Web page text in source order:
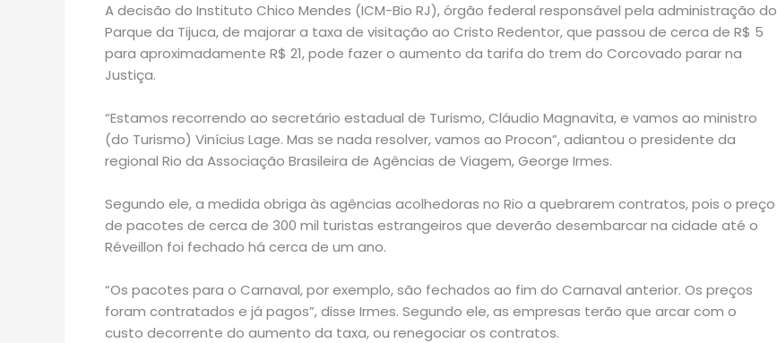
A decisão do Instituto Chico Mendes (ICM-Bio RJ), órgão federal responsável pela administração do
Parque da Tijuca, de majorar a taxa de visitação ao Cristo Redentor, que passou de cerca de R$ 5
para aproximadamente R$ 21, pode fazer o aumento da tarifa do trem do Corcovado parar na
Justiça.
“Estamos recorrendo ao secretário estadual de Turismo, Cláudio Magnavita, e vamos ao ministro
(do Turismo) Vinícius Lage. Mas se nada resolver, vamos ao Procon”, adiantou o presidente da
regional Rio da Associação Brasileira de Agências de Viagem, George Irmes.
Segundo ele, a medida obriga às agências acolhedoras no Rio a quebrarem contratos, pois o preço
de pacotes de cerca de 300 mil turistas estrangeiros que deverão desembarcar na cidade até o
Réveillon foi fechado há cerca de um ano.
“Os pacotes para o Carnaval, por exemplo, são fechados ao fim do Carnaval anterior. Os preços
foram contratados e já pagos”, disse Irmes. Segundo ele, as empresas terão que arcar com o
custo decorrente do aumento da taxa, ou renegociar os contratos.